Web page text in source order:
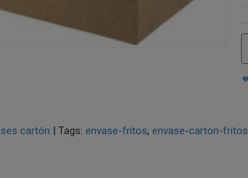
cartón | Tags: envase-fritos envase-carton-fritos